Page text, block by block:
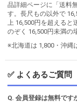
品詳細ページに「送料
す。長尺もの以外で
上 16,500円を超える
のぞく 16,500円未満の
※北海道は 1,800・沖縄
✅ よくあるご質問
Q. 会員登録は無料です